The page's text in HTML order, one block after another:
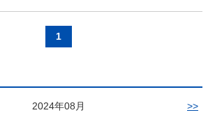
ともあります。 価格が下がる空き家の老朽化が進む
家付きの土地は、建物の状態によって価格が変動しま
すので、早めの決断が重要です。 空き家に関するリ
ば、ぜひ専門業者にご相談ください！ ■最後に 大阪
ました！ 空き家問題は近年深刻化しており、大阪で
審査の条件が緩やかで通りやすいことが多いですが、
住宅ローンに比べて審査が厳しくなる場合もありま
す。住宅ローンでは空き家の解体工事だけの費用を借
と良いでしょう。 【空き家解体ローン】 解体工事の
みを対象とするため、解体工事を行いたい場合にはこ
す。 分別・保管 解体工事現場で発生する産業廃棄物
加工されて次の工程に進みます。 再生 加工された廃
も産業廃棄物とは何か疑問に思われている方もおられ
る産業廃棄物についてご紹介させて頂きます！ ■産
業廃棄物について 日本の廃棄物処理法では、廃棄物
る廃棄物であり、家庭から出るゴミ以外のすべてが該
も含まれます。 産業廃棄物は、単に工場から出るゴ
1
2024年08月
>>